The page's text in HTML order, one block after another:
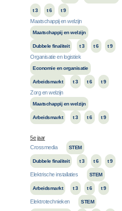
t 3 t 6 t 9
Maatschappij en welzijn
Maatschappij en welzijn
Dubbele finaliteit t 3 t 6 t 9
Organisatie en logistiek
Economie en organisatie
Arbeidsmarkt t 3 t 6 t 9
Zorg en welzijn
Maatschappij en welzijn
Arbeidsmarkt t 3 t 6 t 9
5e jaar
Crossmedia
STEM
Dubbele finaliteit t 3 t 6 t 9
Elektrische installaties STEM
Arbeidsmarkt t 3 t 6 t 9
Elektrotechnieken STEM